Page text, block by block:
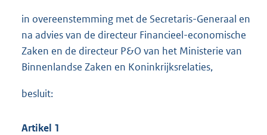
:
6
3
K
in overeenstemming met de Secretaris-Generaal en
na advies van de directeur Financieel-economische
Zaken en de directeur P&O van het Ministerie van
Binnenlandse Zaken en Koninkrijksrelaties,
besluit:
Artikel 1